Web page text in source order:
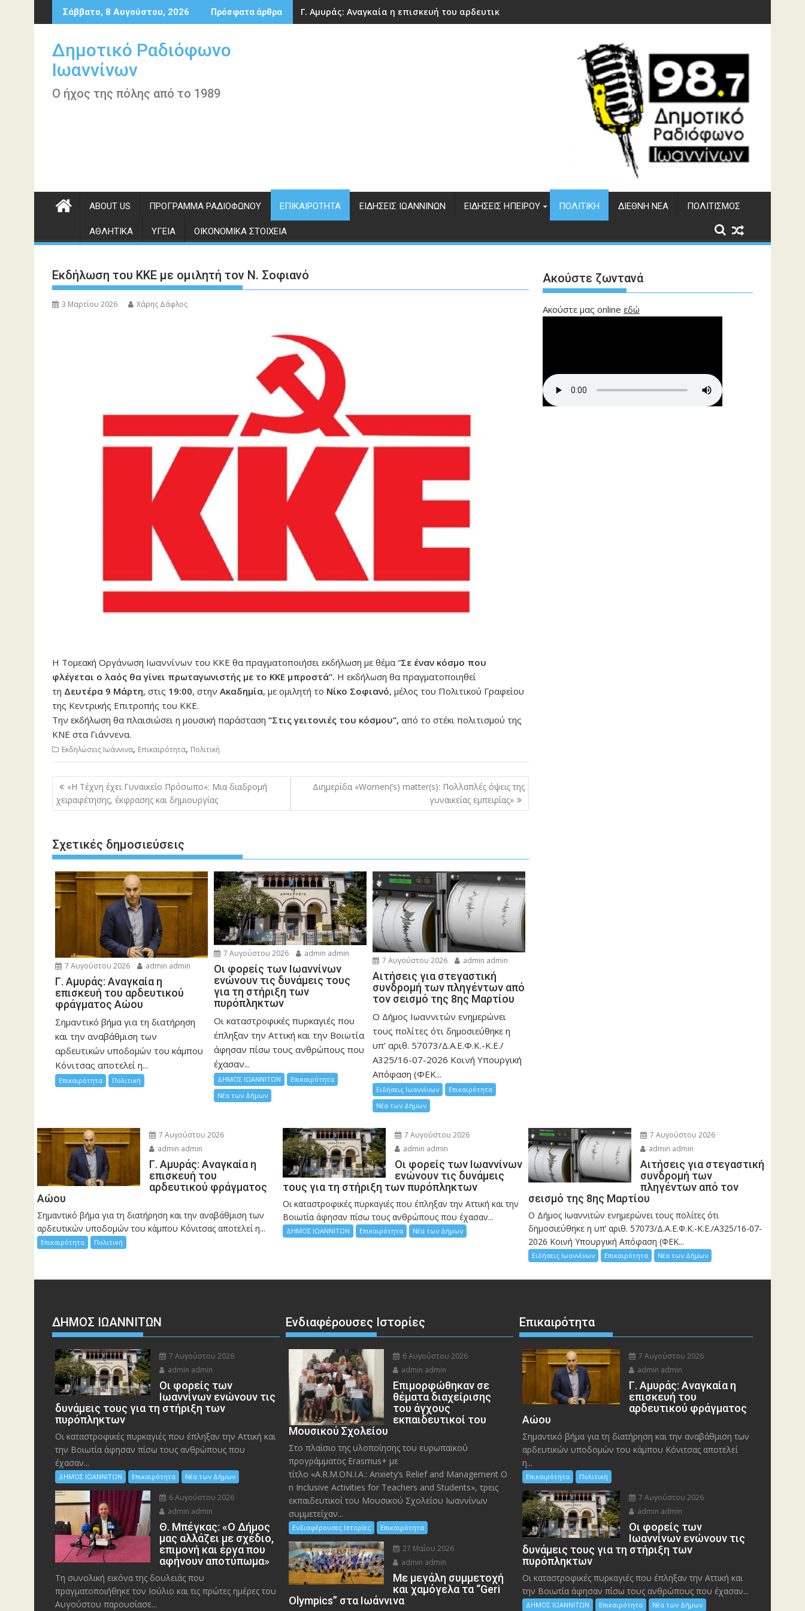
Περάστε
στο
Σάββατο, 8 Αυγούστου, 2026 Πρόσφατα άρθρα Γ. Αμυράς: Αναγκαία η επισκευή του αρδευτικού φράγματος Αώου
Δημοτικό Ραδιόφωνο
Ιωαννίνων
Ο ήχος της πόλης από το 1989
ABOUT US ΠΡΌΓΡΑΜΜΑ ΡΑΔΙΟΦΏΝΟΥ ΕΠΙΚΑΙΡΌΤΗΤΑ ΕΙΔΉΣΕΙΣ ΙΩΑΝΝΊΝΩΝ ΕΙΔΉΣΕΙΣ ΗΠΕΊΡΟΥ ΠΟΛΙΤΙΚΉ ΔΙΕΘΝΉ ΝΈΑ ΠΟΛΙΤΙΣΜΌΣ
ΑΘΛΗΤΙΚΆ ΥΓΕΊΑ ΟΙΚΟΝΟΜΙΚΆ ΣΤΟΙΧΕΊΑ
Εκδήλωση του ΚΚΕ με ομιλητή τον Ν. Σοφιανό
3 Μαρτίου 2026 Χάρης Δάφλος
Η Τομεακή Οργάνωση Ιωαννίνων του ΚΚΕ θα πραγματοποιήσει εκδήλωση με θέμα “Σε έναν κόσμο που
φλέγεται ο λαός θα γίνει πρωταγωνιστής με το ΚΚΕ μπροστά”. Η εκδήλωση θα πραγματοποιηθεί
τη Δευτέρα 9 Μάρτη, στις 19:00, στην Ακαδημία, με ομιλητή το Νίκο Σοφιανό, μέλος του Πολιτικού Γραφείου
της Κεντρικής Επιτροπής του ΚΚΕ.
Την εκδήλωση θα πλαισιώσει η μουσική παράσταση “Στις γειτονιές του κόσμου”, από το στέκι πολιτισμού της
ΚΝΕ στα Γιάννενα.
Εκδηλώσεις Ιωάννινα, Επικαιρότητα, Πολιτική
Πλοήγηση
άρθρων
«Η Τέχνη έχει Γυναικείο Πρόσωπο»: Μια διαδρομή
χειραφέτησης, έκφρασης και δημιουργίας
Διημερίδα «Women(’s) matter(s): Πολλαπλές όψεις της
γυναικείας εμπειρίας»
Σχετικές δημοσιεύσεις
7 Αυγούστου 2026 admin admin
Γ. Αμυράς: Αναγκαία η
επισκευή του αρδευτικού
φράγματος Αώου
Σημαντικό βήμα για τη διατήρηση
και την αναβάθμιση των
αρδευτικών υποδομών του κάμπου
Κόνιτσας αποτελεί η...
Επικαιρότητα Πολιτική
7 Αυγούστου 2026 admin admin
Οι φορείς των Ιωαννίνων
ενώνουν τις δυνάμεις τους
για τη στήριξη των
πυρόπληκτων
Οι καταστροφικές πυρκαγιές που
έπληξαν την Αττική και την Bοιωτία
άφησαν πίσω τους ανθρώπους που
έχασαν...
ΔΗΜΟΣ ΙΩΑΝΝΙΤΩΝ
Επικαιρότητα
Νέα των Δήμων
7 Αυγούστου 2026 admin admin
Αιτήσεις για στεγαστική
συνδρομή των πληγέντων από
τον σεισμό της 8ης Μαρτίου
Ο Δήμος Ιωαννιτών ενημερώνει
τους πολίτες ότι δημοσιεύθηκε η
υπ’ αριθ. 57073/Δ.Α.Ε.Φ.Κ.-Κ.Ε./
Α325/16-07-2026 Κοινή Υπουργική
Απόφαση (ΦΕΚ...
Ειδήσεις Ιωαννίνων
Επικαιρότητα
Νέα των Δήμων
Ακούστε ζωντανά
Ακούστε μας online εδώ
7 Αυγούστου 2026
admin admin
Γ. Αμυράς: Αναγκαία η
επισκευή του
αρδευτικού φράγματος
Αώου
Σημαντικό βήμα για τη διατήρηση και την αναβάθμιση των
αρδευτικών υποδομών του κάμπου Κόνιτσας αποτελεί η...
Επικαιρότητα Πολιτική
7 Αυγούστου 2026
admin admin
Οι φορείς των Ιωαννίνων
ενώνουν τις δυνάμεις
τους για τη στήριξη των πυρόπληκτων
Οι καταστροφικές πυρκαγιές που έπληξαν την Αττική και την
Bοιωτία άφησαν πίσω τους ανθρώπους που έχασαν...
ΔΗΜΟΣ ΙΩΑΝΝΙΤΩΝ Επικαιρότητα Νέα των Δήμων
7 Αυγούστου 2026
admin admin
Αιτήσεις για στεγαστική
συνδρομή των
πληγέντων από τον
σεισμό της 8ης Μαρτίου
Ο Δήμος Ιωαννιτών ενημερώνει τους πολίτες ότι
δημοσιεύθηκε η υπ’ αριθ. 57073/Δ.Α.Ε.Φ.Κ.-Κ.Ε./Α325/16-07-
2026 Κοινή Υπουργική Απόφαση (ΦΕΚ...
Ειδήσεις Ιωαννίνων Επικαιρότητα Νέα των Δήμων
ΔΗΜΟΣ ΙΩΑΝΝΙΤΩΝ
7 Αυγούστου 2026
admin admin
Οι φορείς των
Ιωαννίνων ενώνουν τις
δυνάμεις τους για τη στήριξη των
πυρόπληκτων
Οι καταστροφικές πυρκαγιές που έπληξαν την Αττική και
την Bοιωτία άφησαν πίσω τους ανθρώπους που
έχασαν...
ΔΗΜΟΣ ΙΩΑΝΝΙΤΩΝ Επικαιρότητα Νέα των Δήμων
6 Αυγούστου 2026
admin admin
Θ. Μπέγκας: «Ο Δήμος
μας αλλάζει με σχέδιο,
επιμονή και έργα που
αφήνουν αποτύπωμα»
Τη συνολική εικόνα της δουλειάς που
πραγματοποιήθηκε τον Ιούλιο και τις πρώτες ημέρες του
Αυγούστου παρουσίασε...
Ενδιαφέρουσες Ιστορίες
6 Αυγούστου 2026
admin admin
Eπιμορφώθηκαν σε
θέματα διαχείρισης
του άγχους
εκπαιδευτικοί του
Μουσικού Σχολείου
Στο πλαίσιο της υλοποίησης του ευρωπαϊκού
προγράμματος Erasmus+ με
τίτλο «A.R.M.ON.I.A.: Anxiety’s Relief and Management O
n Inclusive Activities for Teachers and Students», τρεις
εκπαιδευτικοί του Μουσικού Σχολείου Ιωαννίνων
συμμετείχαν...
Ενδιαφέρουσες Ιστορίες Επικαιρότητα
27 Μαΐου 2026
admin admin
Με μεγάλη συμμετοχή
και χαμόγελα τα “Geri
Olympics” στα Ιωάννινα
Επικαιρότητα
7 Αυγούστου 2026
admin admin
Γ. Αμυράς: Αναγκαία η
επισκευή του
αρδευτικού φράγματος
Αώου
Σημαντικό βήμα για τη διατήρηση και την αναβάθμιση των
αρδευτικών υποδομών του κάμπου Κόνιτσας αποτελεί
η...
Επικαιρότητα Πολιτική
7 Αυγούστου 2026
admin admin
Οι φορείς των
Ιωαννίνων ενώνουν τις
δυνάμεις τους για τη στήριξη των
πυρόπληκτων
Οι καταστροφικές πυρκαγιές που έπληξαν την Αττική και
την Bοιωτία άφησαν πίσω τους ανθρώπους που έχασαν...
ΔΗΜΟΣ ΙΩΑΝΝΙΤΩΝ Επικαιρότητα Νέα των Δήμων